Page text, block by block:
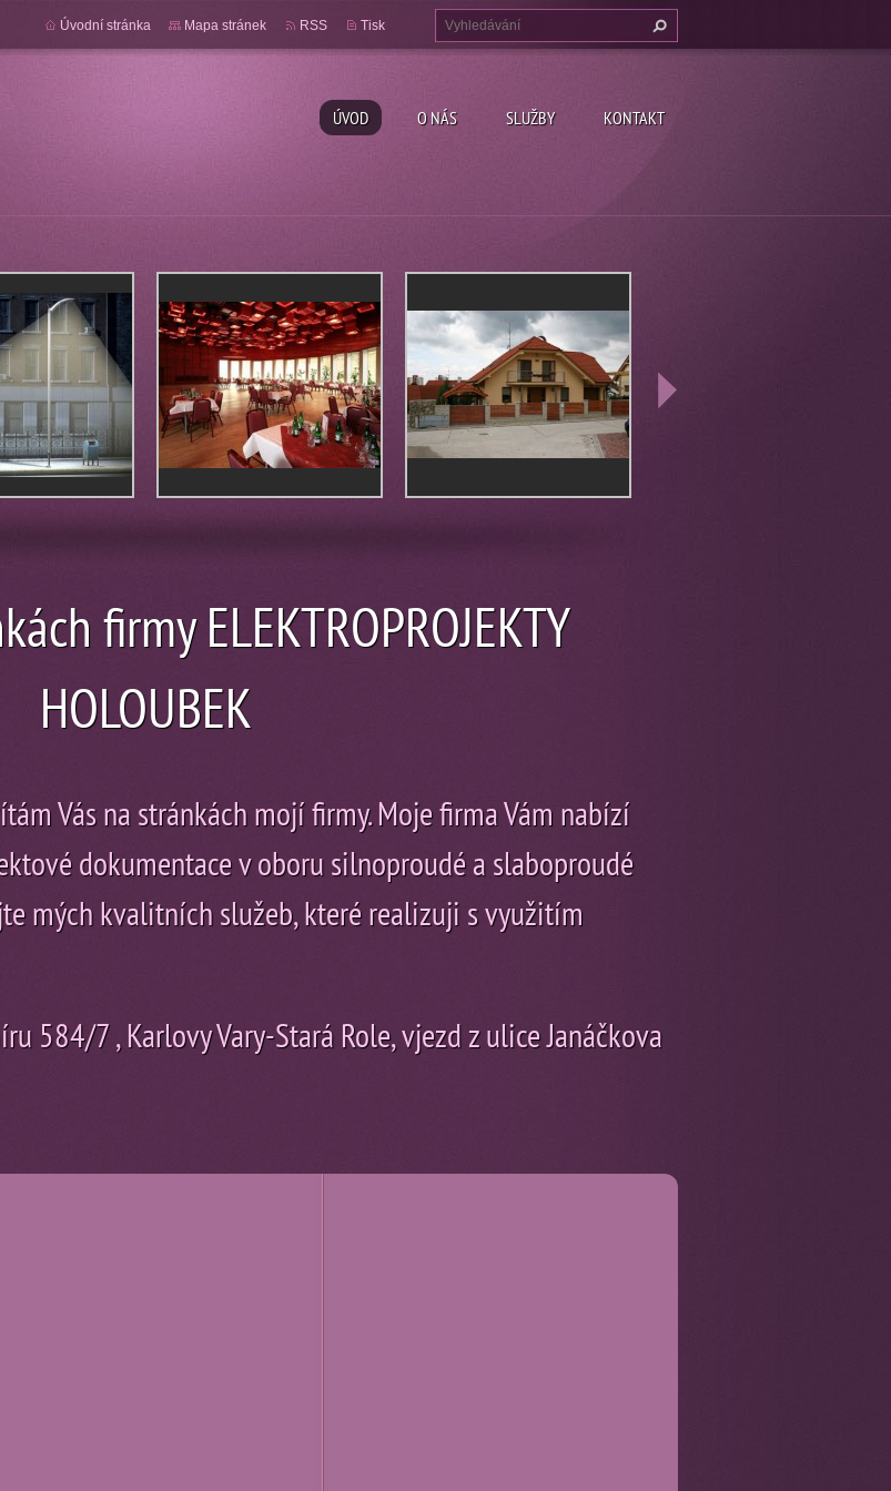
ÚVOD O NÁS SLUŽBY KONTAKT
Úvodní stránka Mapa stránek RSS Tisk
firmy ELEKTROPROJEKTY
HOLOUBEK
Vás na stránkách mojí firmy. Moje firma Vám nabízí
dokumentace v oboru silnoproudé a slaboproudé
mých kvalitních služeb, které realizuji s využitím
584/7 , Karlovy Vary-Stará Role, vjezd z ulice Janáčkova